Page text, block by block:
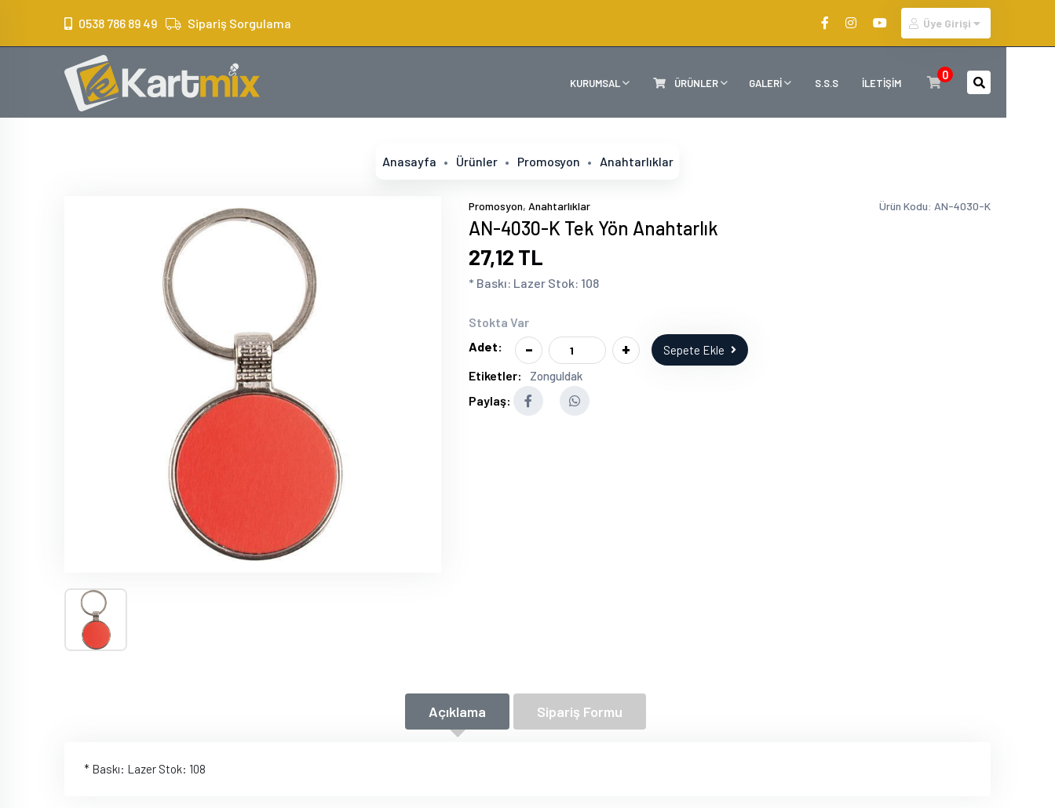
0538 786 89 49 Sipariş Sorgulama Üye Girişi
KURUMSAL ÜRÜNLER GALERİ S.S.S İLETİŞİM
0
Anasayfa Ürünler Promosyon Anahtarlıklar
Promosyon, Anahtarlıklar Ürün Kodu: AN-4030-K
AN-4030-K Tek Yön Anahtarlık
27,12 TL
* Baskı: Lazer Stok: 108
Stokta Var
Adet:
- + Sepete Ekle
Etiketler: Zonguldak
Paylaş:
Açıklama Sipariş Formu
* Baskı: Lazer Stok: 108